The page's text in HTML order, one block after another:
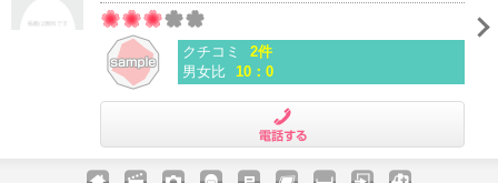
クチコミ
2件
男女比
10：0